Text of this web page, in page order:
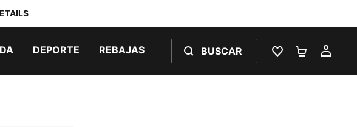
DEPORTE REBAJAS BUSCAR
LISTA DE